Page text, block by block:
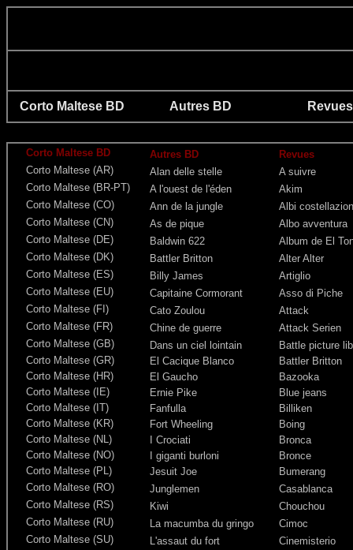
Corto Maltese BD Autres BD
Corto Maltese BD Autres BD
Revues
Corto Maltese (AR)
Alan delle stelle
A suivre
Corto Maltese (BR-PT)
A l'ouest de l'éden
Akim
Corto Maltese (CO)
Ann de la jungle
Albi
Corto Maltese (CN)
As de pique
Albo avventura
Corto Maltese (DE)
Baldwin 622
Album de El
Corto Maltese (DK)
Battler Britton
Alter Alter
Corto Maltese (ES)
Billy James
Artiglio
Corto Maltese (EU)
Capitaine Cormorant
Asso di Piche
Corto Maltese (FI)
Cato Zoulou
Attack
Corto Maltese (FR)
Chine de guerre
Attack Serien
Corto Maltese (GB)
Dans un ciel lointain
Battle picture
Corto Maltese (GR)
El Cacique Blanco
Battler Britton
Corto Maltese (HR)
El Gaucho
Bazooka
Corto Maltese (IE)
Ernie Pike
Blue jeans
Corto Maltese (IT)
Fanfulla
Billiken
Corto Maltese (KR)
Fort Wheeling
Boing
Corto Maltese (NL)
I Crociati
Bronca
Corto Maltese (NO)
I giganti burloni
Bronce
Corto Maltese (PL)
Jesuit Joe
Bumerang
Corto Maltese (RO)
Junglemen
Casablanca
Corto Maltese (RS)
Kiwi
Chouchou
Corto Maltese (RU)
La macumba du gringo
Cimoc
Corto Maltese (SU)
L'assaut du fort
Cinemisterio